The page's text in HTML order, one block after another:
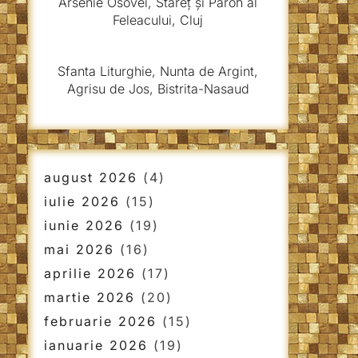
Feleacului, Cluj
Sfanta Liturghie, Nunta de Argint,
Agrisu de Jos, Bistrita-Nasaud
august 2026 (4)
iulie 2026 (15)
iunie 2026 (19)
mai 2026 (16)
aprilie 2026 (17)
martie 2026 (20)
februarie 2026 (15)
ianuarie 2026 (19)